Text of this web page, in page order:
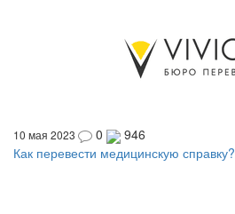
10 мая 2023 0
946
Как перевести медицинскую справку?